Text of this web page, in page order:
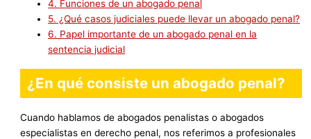
4. Funciones de un abogado penal
5. ¿Qué casos judiciales puede llevar un abogado penal?
6. Papel importante de un abogado penal en la
sentencia judicial
¿En qué consiste un abogado penal?
Cuando hablamos de abogados penalistas o abogados
especialistas en derecho penal, nos referimos a profesionales